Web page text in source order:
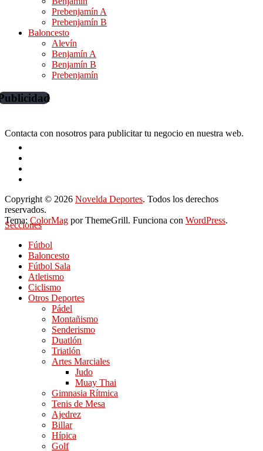
Prebenjamín A
Prebenjamín B
Baloncesto
Alevín
Benjamín A
Benjamín B
Prebenjamín
Contacta con nosotros para publicitar tu negocio en nuestra web.
Copyright © 2026 Novelda Deportes. Todos los derechos
reservados.
Tema: ColorMag por ThemeGrill. Funciona con WordPress.
Secciones
Fútbol
Baloncesto
Fútbol Sala
Atletismo
Ciclismo
Otros Deportes
Pádel
Montañismo
Senderismo
Duatlón
Triatlón
Artes Marciales
Judo
Muay Thai
Gimnasia Rítmica
Tenis de Mesa
Ajedrez
Billar
Hípica
Golf